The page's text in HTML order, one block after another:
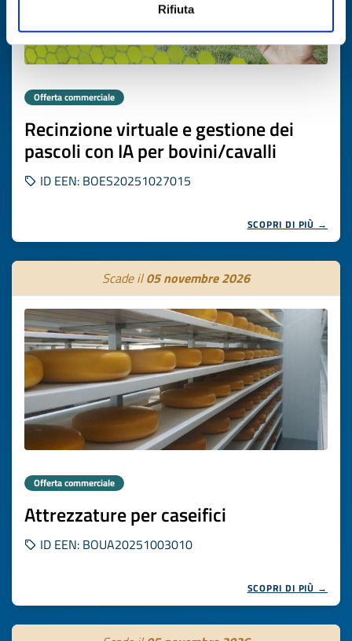
Rifiuta
Offerta commerciale
Recinzione virtuale e gestione dei
pascoli con IA per bovini/cavalli
ID EEN: BOES20251027015
SCOPRI DI PIÙ →
Scade il05 novembre 2026
Offerta commerciale
Attrezzature per caseifici
ID EEN: BOUA20251003010
SCOPRI DI PIÙ →